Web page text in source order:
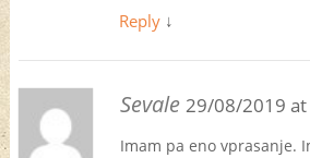
Reply ↓
Sevale29/08/2019
Imam pa eno vprasanje.